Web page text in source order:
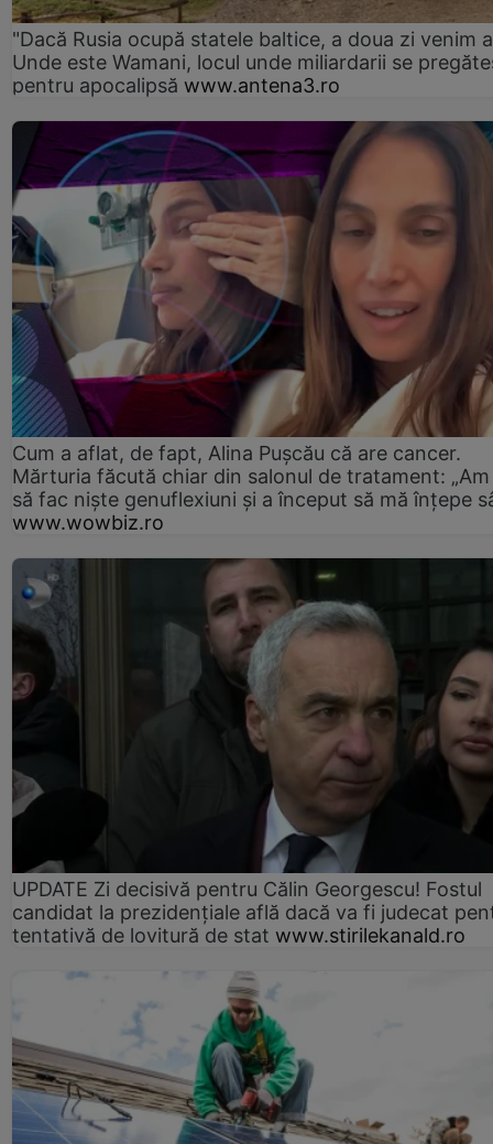
"Dacă Rusia ocupă statele baltice, a doua zi venim
Unde este Wamani, locul unde miliardarii se
pentru apocalipsă www.antena3.ro
Cum a aflat, de fapt, Alina Pușcău că are cancer.
Mărturia făcută chiar din salonul de tratament:
să fac niște genuflexiuni și a început să mă înțepe
www.wowbiz.ro
UPDATE Zi decisivă pentru Călin Georgescu! Fostul
candidat la prezidențiale află dacă va fi judecat
tentativă de lovitură de stat www.stirilekanald.ro